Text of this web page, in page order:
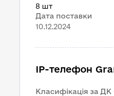
8 шт
Дата поставки
10.12.2024
IP-телефон
Класифікація за ДК